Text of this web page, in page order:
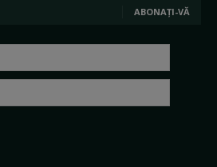
ABONAȚI-VĂ